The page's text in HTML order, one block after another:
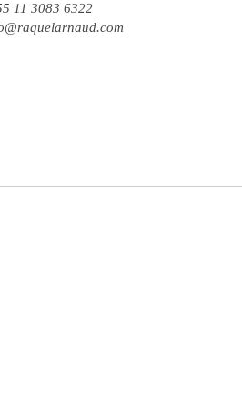
11 3083 6322